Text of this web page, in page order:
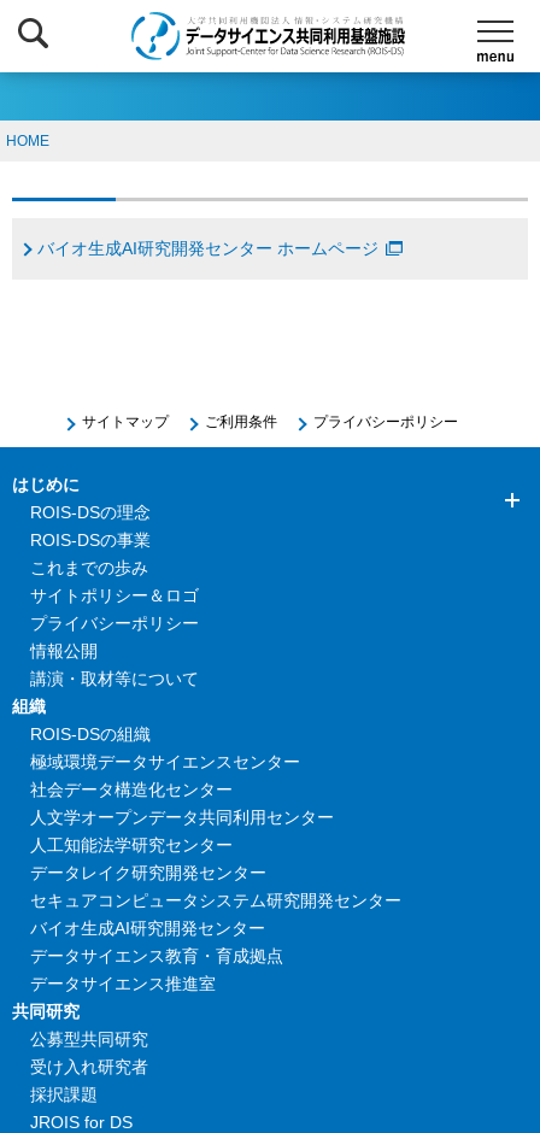
HOME
バイオ生成AI研究開発センター ホームページ
サイトマップ ご利用条件 プライバシーポリシー
はじめに
ROIS-DSの理念
ROIS-DSの事業
これまでの歩み
サイトポリシー＆ロゴ
プライバシーポリシー
情報公開
講演・取材等について
組織
ROIS-DSの組織
極域環境データサイエンスセンター
社会データ構造化センター
人文学オープンデータ共同利用センター
人工知能法学研究センター
データレイク研究開発センター
セキュアコンピュータシステム研究開発センター
バイオ生成AI研究開発センター
データサイエンス教育・育成拠点
データサイエンス推進室
共同研究
公募型共同研究
受け入れ研究者
採択課題
JROIS for DS